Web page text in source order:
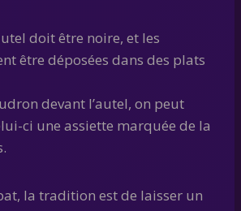
doit être noire, et les
être déposées dans des plats
devant l’autel, on peut
ci une assiette marquée de la
la tradition est de laisser un